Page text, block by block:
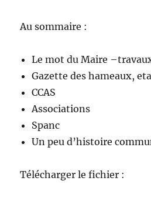
Au sommaire :
Le mot du Maire
Gazette des hameaux,
CCAS
Associations
Spanc
Un peu d’histoire
Télécharger le fichier :